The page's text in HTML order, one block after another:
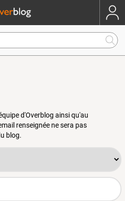
d'Overblog ainsi qu'au
renseignée ne sera pas
blog.